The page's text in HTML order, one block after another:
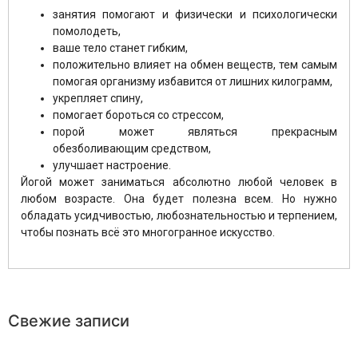
занятия помогают и физически и психологически
помолодеть,
ваше тело станет гибким,
положительно влияет на обмен веществ, тем самым
помогая организму избавится от лишних килограмм,
укрепляет спину,
помогает бороться со стрессом,
порой может являться прекрасным
обезболивающим средством,
улучшает настроение.
Йогой может заниматься абсолютно любой человек в
любом возрасте. Она будет полезна всем. Но нужно
обладать усидчивостью, любознательностью и терпением,
чтобы познать всё это многогранное искусство.
Свежие записи